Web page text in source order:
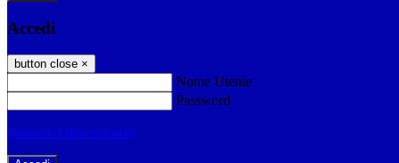
Accedi
button close ×
Nome Utente
Password
Password dimenticata?